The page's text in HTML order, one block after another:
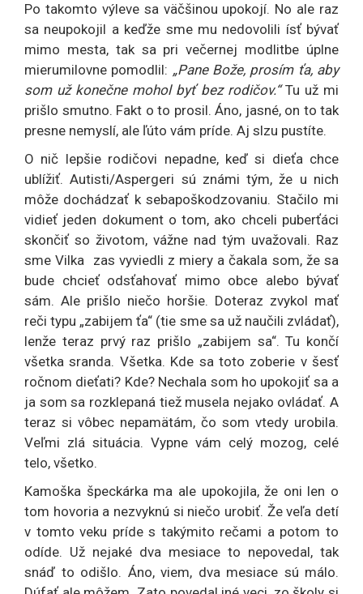
Po takomto výleve sa väčšinou upokojí. No ale raz
sa neupokojil a keďže sme mu nedovolili ísť bývať
mimo mesta, tak sa pri večernej modlitbe úplne
mierumilovne pomodlil: „Pane Bože, prosím ťa, aby
som už konečne mohol byť bez rodičov.“Tu už mi
prišlo smutno. Fakt o to prosil. Áno, jasné, on to tak
presne nemyslí, ale ľúto vám príde. Aj slzu pustíte.
O nič lepšie rodičovi nepadne, keď si dieťa chce
ublížiť. Autisti/Aspergeri sú známi tým, že u nich
môže dochádzať k sebapoškodzovaniu. Stačilo mi
vidieť jeden dokument o tom, ako chceli puberťáci
skončiť so životom, vážne nad tým uvažovali. Raz
sme Vilka zas vyviedli z miery a čakala som, že sa
bude chcieť odsťahovať mimo obce alebo bývať
sám. Ale prišlo niečo horšie. Doteraz zvykol mať
reči typu „zabijem ťa“ (tie sme sa už naučili zvládať),
lenže teraz prvý raz prišlo „zabijem sa“. Tu končí
všetka sranda. Všetka. Kde sa toto zoberie v šesť
ročnom dieťati? Kde? Nechala som ho upokojiť sa a
ja som sa rozklepaná tiež musela nejako ovládať. A
teraz si vôbec nepamätám, čo som vtedy urobila.
Veľmi zlá situácia. Vypne vám celý mozog, celé
telo, všetko.
Kamoška špeckárka ma ale upokojila, že oni len o
tom hovoria a nezvyknú si niečo urobiť. Že veľa detí
v tomto veku príde s takýmito rečami a potom to
odíde. Už nejaké dva mesiace to nepovedal, tak
snáď to odišlo. Áno, viem, dva mesiace sú málo.